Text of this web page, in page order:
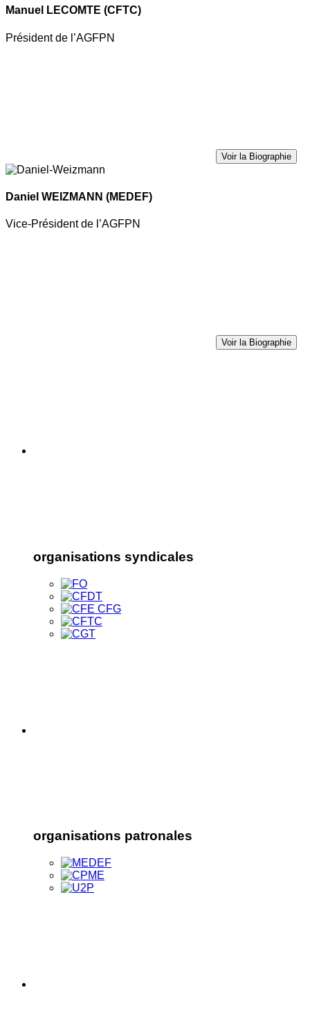
Manuel LECOMTE (CFTC)
Président de l’AGFPN
Voir la Biographie
Daniel WEIZMANN (MEDEF)
Vice-Président de l’AGFPN
Voir la Biographie
organisations syndicales
organisations patronales